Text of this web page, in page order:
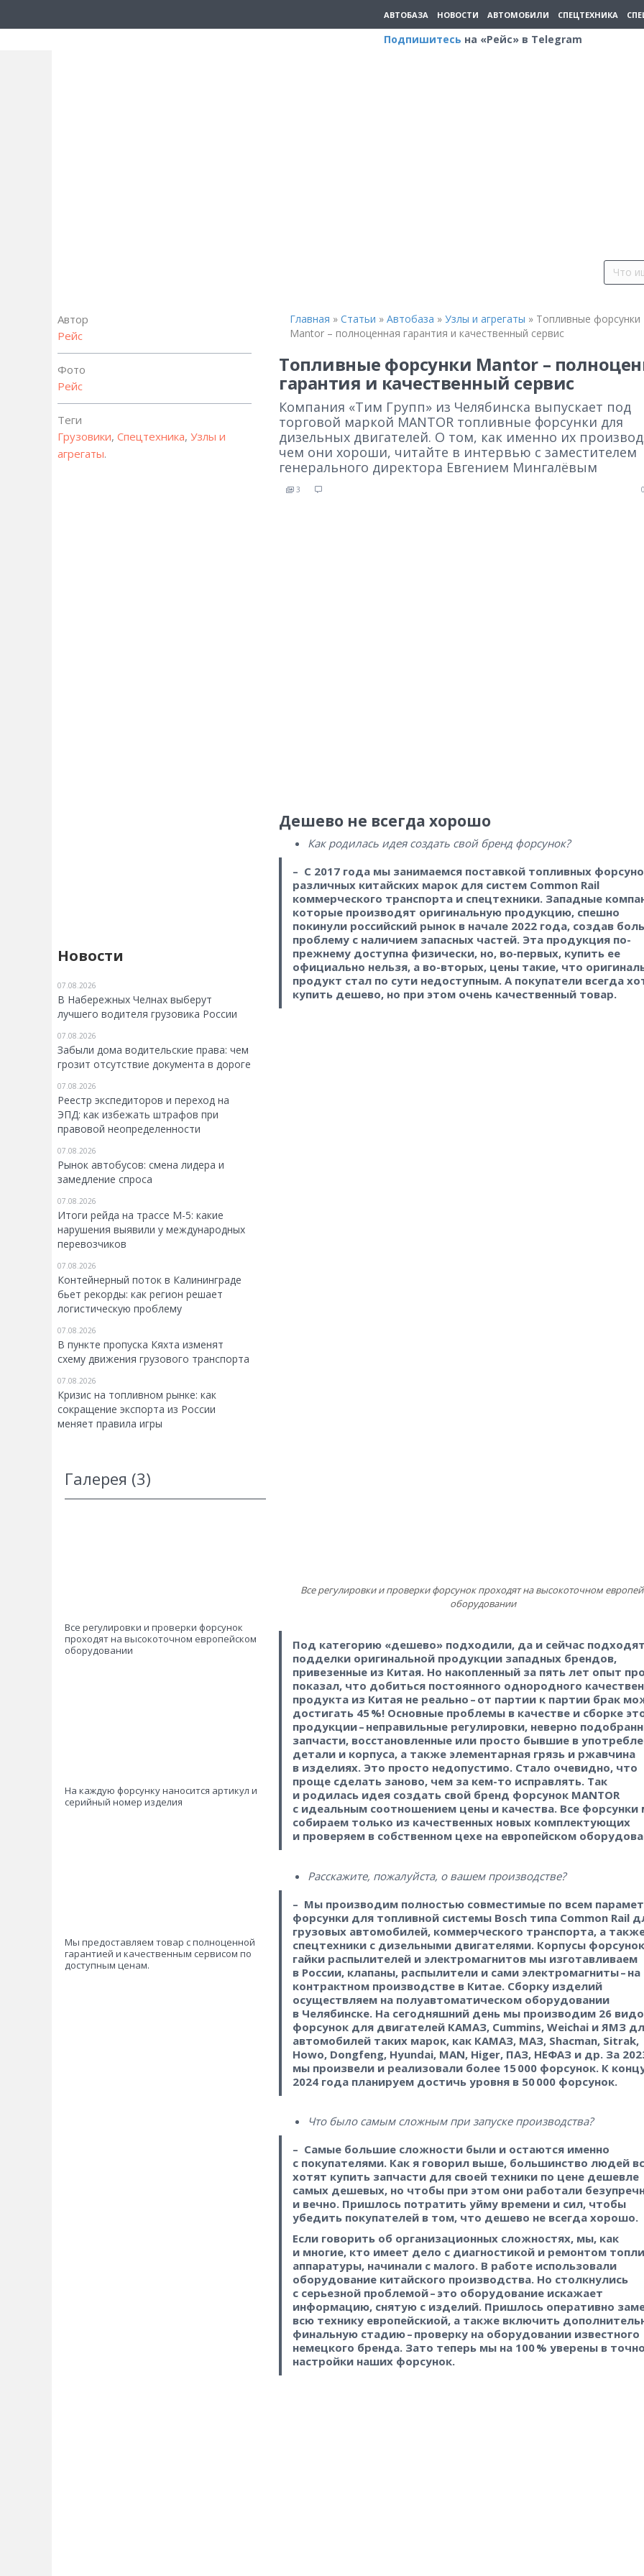
АВТОБАЗА НОВОСТИ АВТОМОБИЛИ СПЕЦТЕХНИКА
Подпишитесь на «Рейс» в Telegram
Автор
Рейс
Фото
Рейс
Теги
Грузовики, Спецтехника, Узлы и
агрегаты.
Новости
07.08.2026
В Набережных Челнах выберут
лучшего водителя грузовика России
07.08.2026
Забыли дома водительские права: чем
грозит отсутствие документа в дороге
07.08.2026
Реестр экспедиторов и переход на
ЭПД: как избежать штрафов при
правовой неопределенности
07.08.2026
Рынок автобусов: смена лидера и
замедление спроса
07.08.2026
Итоги рейда на трассе М-5: какие
нарушения выявили у международных
перевозчиков
07.08.2026
Контейнерный поток в Калининграде
бьет рекорды: как регион решает
логистическую проблему
07.08.2026
В пункте пропуска Кяхта изменят
схему движения грузового транспорта
07.08.2026
Кризис на топливном рынке: как
сокращение экспорта из России
меняет правила игры
Галерея (3)
Все регулировки и проверки форсунок
проходят на высокоточном европейском
оборудовании
На каждую форсунку наносится артикул и
серийный номер изделия
Мы предоставляем товар с полноценной
гарантией и качественным сервисом по
доступным ценам.
Главная » Статьи » Автобаза » Узлы и агрегаты » Топливные форсунки
Mantor – полноценная гарантия и качественный сервис
Топливные форсунки Mantor –
гарантия и качественный сервис
Компания «Тим Групп» из Челябинска выпускает под
торговой маркой MANTOR топливные форсунки для
дизельных двигателей. О том, как именно их
чем они хороши, читайте в интервью с заместителем
генерального директора Евгением Мингалёвым
3
Дешево не всегда хорошо
Как родилась идея создать свой бренд форсунок?
– С 2017 года мы занимаемся поставкой топливных
различных китайских марок для систем Common Rail
коммерческого транспорта и спецтехники. Западные
которые производят оригинальную продукцию, спешно
покинули российский рынок в начале 2022 года, создав
проблему с наличием запасных частей. Эта продукция по-
прежнему доступна физически, но, во‑первых, купить ее
официально нельзя, а во-вторых, цены такие, что
продукт стал по сути недоступным. А покупатели всегда
купить дешево, но при этом очень качественный товар.
Все регулировки и проверки форсунок проходят на высокоточном
оборудовании
Под категорию «дешево» подходили, да и сейчас
подделки оригинальной продукции западных брендов,
привезенные из Китая. Но накопленный за пять лет опыт
показал, что добиться постоянного однородного
продукта из Китая не реально – ​от партии к партии брак
достигать 45 %! Основные проблемы в качестве и сборке
продукции – ​неправильные регулировки, неверно
запчасти, восстановленные или просто бывшие в
детали и корпуса, а также элементарная грязь и ржавчина
в изделиях. Это просто недопустимо. Стало очевидно, что
проще сделать заново, чем за кем-то исправлять. Так
и родилась идея создать свой бренд форсунок MANTOR
с идеальным соотношением цены и качества. Все форсунки
собираем только из качественных новых комплектующих
и проверяем в собственном цехе на европейском
Расскажите, пожалуйста, о вашем производстве?
– Мы производим полностью совместимые по всем
форсунки для топливной системы Bosch типа Common Rail
грузовых автомобилей, коммерческого транспорта, а
спецтехники с дизельными двигателями. Корпусы
гайки распылителей и электромагнитов мы изготавливаем
в России, клапаны, распылители и сами электромагниты – ​на
контрактном производстве в Китае. Сборку изделий
осуществляем на полуавтоматическом оборудовании
в Челябинске. На сегодняшний день мы производим 26
форсунок для двигателей КАМАЗ, Cummins, Weichai и ЯМЗ
автомобилей таких марок, как КАМАЗ, МАЗ, Shacman, Sitrak,
Howo, Dongfeng, Hyundai, MAN, Higer, ПАЗ, НЕФАЗ и др. За
мы произвели и реализовали более 15 000 форсунок. К
2024 года планируем достичь уровня в 50 000 форсунок.
Что было самым сложным при запуске производства?
– Самые большие сложности были и остаются именно
с покупателями. Как я говорил выше, большинство людей
хотят купить запчасти для своей техники по цене дешевле
самых дешевых, но чтобы при этом они работали
и вечно. Пришлось потратить уйму времени и сил, чтобы
убедить покупателей в том, что дешево не всегда хорошо.
Если говорить об организационных сложностях, мы, как
и многие, кто имеет дело с диагностикой и ремонтом
аппаратуры, начинали с малого. В работе использовали
оборудование китайского производства. Но столкнулись
с серьезной проблемой – ​это оборудование искажает
информацию, снятую с изделий. Пришлось оперативно
всю технику европейскиой, а также включить
финальную стадию – ​проверку на оборудовании известного
немецкого бренда. Зато теперь мы на 100 % уверены в
настройки наших форсунок.